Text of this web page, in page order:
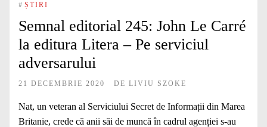
# ȘTIRI
Semnal editorial 245: John Le Carré
la editura Litera – Pe serviciul
adversarului
21 DECEMBRIE 2020 DE LIVIU SZOKE
Nat, un veteran al Serviciului Secret de Informații din Marea
Britanie, crede că anii săi de muncă în cadrul agenției s-au